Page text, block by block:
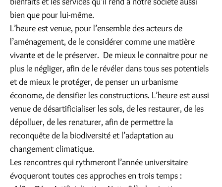
bien que pour lui-même.
L’heure est venue, pour l’ensemble des acteurs de
l’aménagement, de le considérer comme une matière
vivante et de le préserver. De mieux le connaitre pour ne
plus le négliger, afin de le révéler dans tous ses potentiels
et de mieux le protéger, de penser un urbanisme
économe, de densifier les constructions. L’heure est aussi
venue de désartificialiser les sols, de les restaurer, de les
dépolluer, de les renaturer, afin de permettre la
reconquête de la biodiversité et l’adaptation au
changement climatique.
Les rencontres qui rythmeront l’année universitaire
évoqueront toutes ces approches en trois temps :